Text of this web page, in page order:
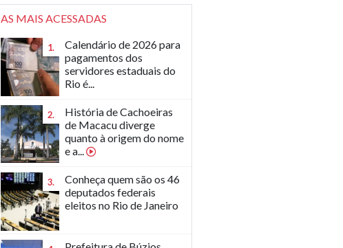
AS MAIS ACESSADAS
1.
Calendário de 2026 para
pagamentos dos
servidores estaduais do
Rio é...
2.
História de Cachoeiras
de Macacu diverge
quanto à origem do nome
e a...
3.
Conheça quem são os 46
deputados federais
eleitos no Rio de Janeiro